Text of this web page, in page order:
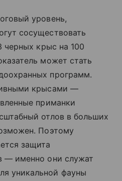
уровень,
сосуществовать
черных крыс на 100
может стать
программ.
крысами —
приманки
отлов в больших
Поэтому
защита
— именно они служат
уникальной фауны